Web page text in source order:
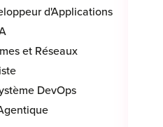
d'Applications
et Réseaux
DevOps